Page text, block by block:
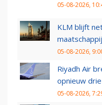
05-08-2026,
KLM blijft
05-08-2026,
Riyadh Air
opnieuw
05-08-2026,